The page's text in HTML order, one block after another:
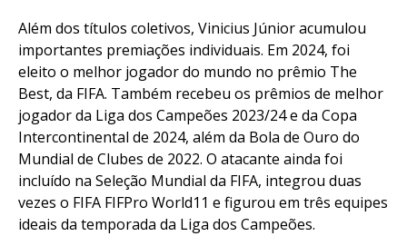
Além dos títulos coletivos, Vinicius Júnior acumulou
importantes premiações individuais. Em 2024, foi
eleito o melhor jogador do mundo no prêmio The
Best, da FIFA. Também recebeu os prêmios de melhor
jogador da Liga dos Campeões 2023/24 e da Copa
Intercontinental de 2024, além da Bola de Ouro do
Mundial de Clubes de 2022. O atacante ainda foi
incluído na Seleção Mundial da FIFA, integrou duas
vezes o FIFA FIFPro World11 e figurou em três equipes
ideais da temporada da Liga dos Campeões.